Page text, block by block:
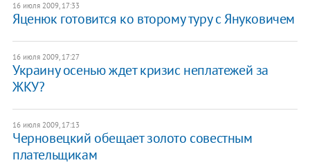
16 июля 2009, 17:33
Яценюк готовится ко второму туру с Януковичем
16 июля 2009, 17:27
Украину осенью ждет кризис неплатежей за
ЖКУ?
16 июля 2009, 17:13
Черновецкий обещает золото совестным
плательщикам